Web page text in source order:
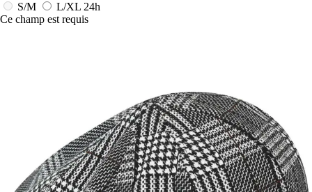
S/M
L/XL 24h
Ce champ est requis